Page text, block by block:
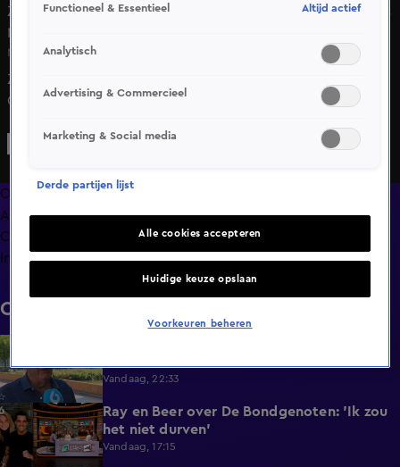
Zanger Menzo Kortland over virale Gerard Joling- en Guus
Meeuwis-imitatie
Ma 8 juni, 11:03
Zanger Menzo Kortland vertelt over zijn imitaties van o.a.
Gerard Joling en Guus Meeuwis, die hem viraal hebben
zangcarrière.
Overzicht
Afleveringen
Clips
Info
Clips
1:16
Vandaag, 22:33
1:45
Ray en Beer over De Bondgenoten: 'Ik zou
het niet durven'
Vandaag, 17:15
Functioneel & Essentieel Altijd actief
Analytisch
Advertising & Commercieel
Marketing & Social media
Derde partijen lijst
Alle cookies accepteren
Huidige keuze opslaan
Voorkeuren beheren